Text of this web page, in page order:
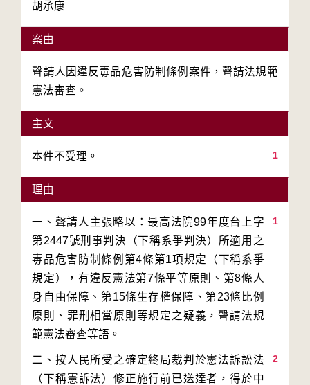
胡承康
案由
聲請人因違反毒品危害防制條例案件，聲請法規範
憲法審查。
主文
1
本件不受理。
理由
1
一、聲請人主張略以：最高法院99年度台上字
第2447號刑事判決（下稱系爭判決）所適用之
毒品危害防制條例第4條第1項規定（下稱系爭
規定），有違反憲法第7條平等原則、第8條人
身自由保障、第15條生存權保障、第23條比例
原則、罪刑相當原則等規定之疑義，聲請法規
2
二、按人民所受之確定終局裁判於憲法訴訟法
（下稱憲訴法）修正施行前已送達者，得於中